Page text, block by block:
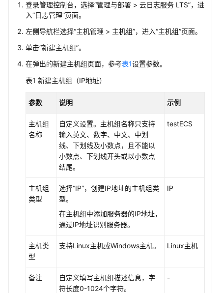
管
理
日
志
接
日
志
接
入
入
中
使
ICAgent
登录管理控制台，选择“管理与部署 > 云日志服务 LTS”，进
入“日志管理”页面。
左侧导航栏选择“主机管理 > 主机组”，进入“主机组”页面。
单击“新建主机组”。
在弹出的新建主机组页面，参考表1设置参数。
表1 新建主机组（IP地址）
参数 说明 示例
主机组
名称
自定义设置。主机组名称只支持
输入英文、数字、中文、中划
线、下划线及小数点，且不能以
小数点、下划线开头或以小数点
结尾。
testECS
主机组
类型
选择“IP”，创建IP地址的主机组类
型。
在主机组中添加服务器的IP地址，
通过IP地址识别服务器。
IP
主机类
型
支持Linux主机或Windows主机。 Linux主机
备注
自定义填写主机组描述信息，字
符长度0-1024个字符。
-